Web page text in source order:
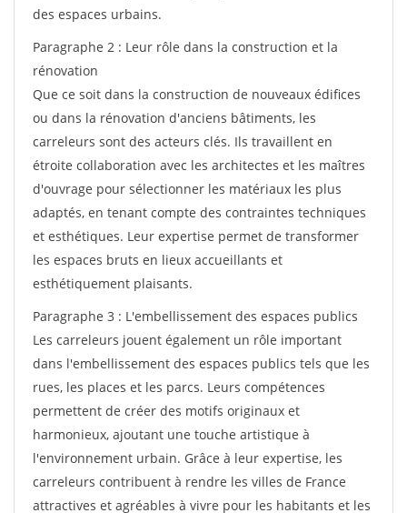
des espaces urbains.
Paragraphe 2 : Leur rôle dans la construction et la
rénovation
Que ce soit dans la construction de nouveaux édifices
ou dans la rénovation d'anciens bâtiments, les
carreleurs sont des acteurs clés. Ils travaillent en
étroite collaboration avec les architectes et les maîtres
d'ouvrage pour sélectionner les matériaux les plus
adaptés, en tenant compte des contraintes techniques
et esthétiques. Leur expertise permet de transformer
les espaces bruts en lieux accueillants et
esthétiquement plaisants.
Paragraphe 3 : L'embellissement des espaces publics
Les carreleurs jouent également un rôle important
dans l'embellissement des espaces publics tels que les
rues, les places et les parcs. Leurs compétences
permettent de créer des motifs originaux et
harmonieux, ajoutant une touche artistique à
l'environnement urbain. Grâce à leur expertise, les
carreleurs contribuent à rendre les villes de France
attractives et agréables à vivre pour les habitants et les